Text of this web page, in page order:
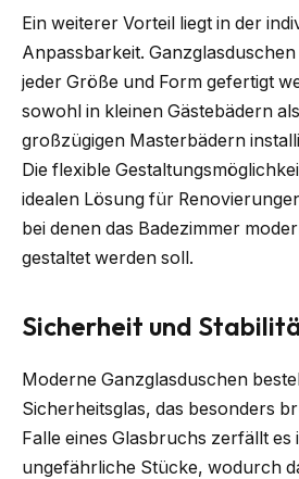
Ein weiterer Vorteil liegt in der
Anpassbarkeit.
jeder Größe und Form gefertigt
sowohl in kleinen Gästebädern
großzügigen Masterbädern
Die flexible
idealen Lösung für
bei denen das Badezimmer
gestaltet werden soll.
Sicherheit und
Moderne Ganzglasduschen
Sicherheitsglas, das besonders
Falle eines Glasbruchs zerfällt es
ungefährliche Stücke, wodurch